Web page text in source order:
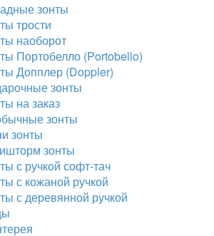
зонты
трости
наоборот
Портобелло (Portobello)
Допплер (Doppler)
зонты
на заказ
зонты
зонты
зонты
с ручкой софт-тач
с кожаной ручкой
с деревянной ручкой